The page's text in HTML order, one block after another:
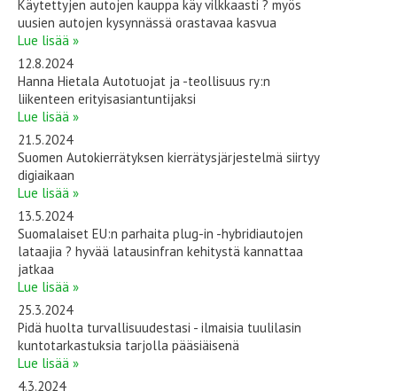
Käytettyjen autojen kauppa käy vilkkaasti ? myös
uusien autojen kysynnässä orastavaa kasvua
Lue lisää »
12.8.2024
Hanna Hietala Autotuojat ja -teollisuus ry:n
liikenteen erityisasiantuntijaksi
Lue lisää »
21.5.2024
Suomen Autokierrätyksen kierrätysjärjestelmä siirtyy
digiaikaan
Lue lisää »
13.5.2024
Suomalaiset EU:n parhaita plug-in -hybridiautojen
lataajia ? hyvää latausinfran kehitystä kannattaa
jatkaa
Lue lisää »
25.3.2024
Pidä huolta turvallisuudestasi - ilmaisia tuulilasin
kuntotarkastuksia tarjolla pääsiäisenä
Lue lisää »
4.3.2024